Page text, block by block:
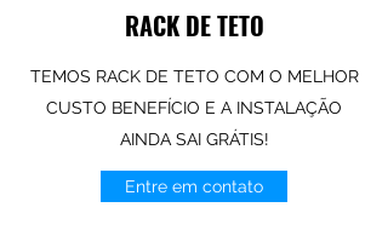
RACK DE TETO
TEMOS RACK DE TETO COM O MELHOR
CUSTO BENEFÍCIO E A INSTALAÇÃO
AINDA SAI GRÁTIS!
Entre em contato